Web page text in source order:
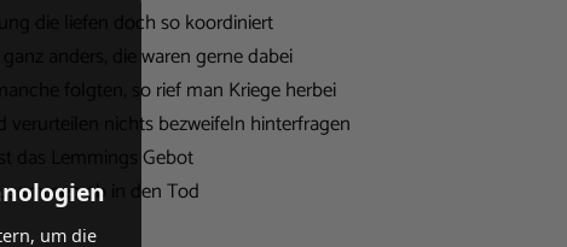
die liefen doch so koordiniert
ganz anders, die waren gerne dabei
folgten, so rief man Kriege herbei
verurteilen nichts bezweifeln hinterfragen
Ist das Lemmings Gebot
ab in den Tod
um die